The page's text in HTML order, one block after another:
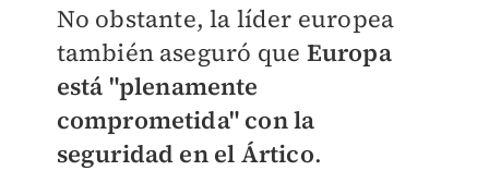
No obstante, la líder europea
también aseguró que Europa
está "plenamente
comprometida" con la
seguridad en el Ártico.